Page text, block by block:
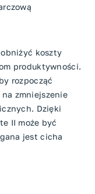
koszty
produktywności.
rozpocząć
na zmniejszenie
Dzięki
II może być
jest cicha